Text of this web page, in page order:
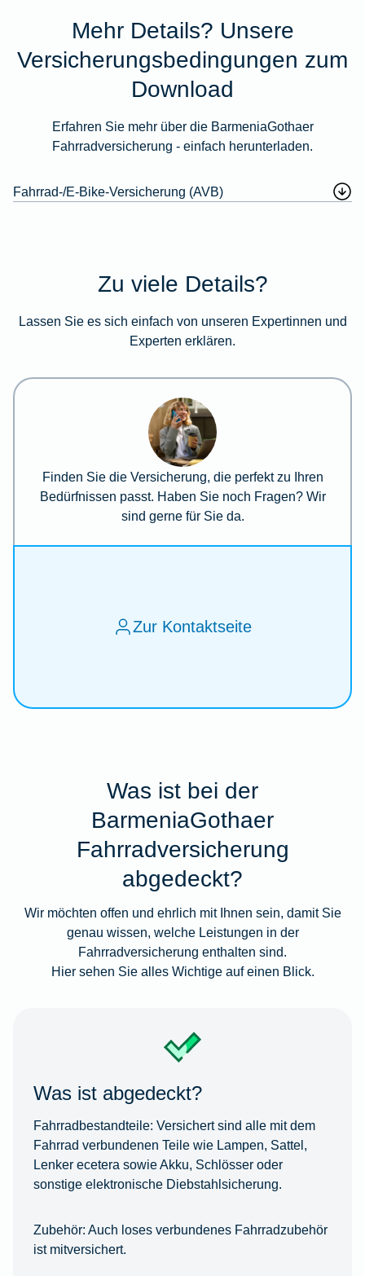
Mehr Details? Unsere
Versicherungsbedingungen zum
Download
Erfahren Sie mehr über die BarmeniaGothaer
Fahrradversicherung - einfach herunterladen.
Fahrrad-/E-Bike-Versicherung (AVB)
Zu viele Details?
Lassen Sie es sich einfach von unseren Expertinnen und
Experten erklären.
Finden Sie die Versicherung, die perfekt zu Ihren
Bedürfnissen passt. Haben Sie noch Fragen? Wir
sind gerne für Sie da.
Zur Kontaktseite
Was ist bei der
BarmeniaGothaer
Fahrradversicherung
abgedeckt?
Wir möchten offen und ehrlich mit Ihnen sein, damit Sie
genau wissen, welche Leistungen in der
Fahrradversicherung enthalten sind.
Hier sehen Sie alles Wichtige auf einen Blick.
Was ist abgedeckt?
Fahrradbestandteile: Versichert sind alle mit dem
Fahrrad verbundenen Teile wie Lampen, Sattel,
Lenker ecetera sowie Akku, Schlösser oder
sonstige elektronische Diebstahlsicherung.
Zubehör: Auch loses verbundenes Fahrradzubehör
ist mitversichert.